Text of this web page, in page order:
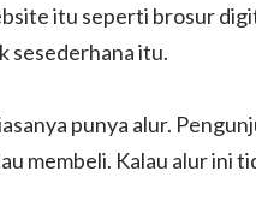
itu seperti brosur
sesederhana itu.
punya alur.
membeli. Kalau alur ini